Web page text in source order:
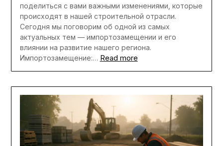
поделиться с вами важными изменениями, которые
происходят в нашей строительной отрасли.
Сегодня мы поговорим об одной из самых
актуальных тем — импортозамещении и его
влиянии на развитие нашего региона.
Импортозамещение:… Read more